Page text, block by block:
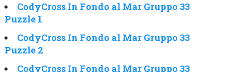
CodyCross In Fondo al Mar Gruppo 33
Puzzle 1
CodyCross In Fondo al Mar Gruppo 33
Puzzle 2
CodyCross In Fondo al Mar Gruppo 33